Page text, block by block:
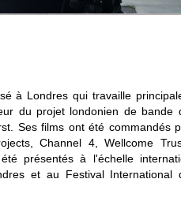
à Londres qui travaille
du projet londonien de bande
Ses films ont été commandés
Channel 4, Wellcome
présentés à l'échelle
et au Festival International